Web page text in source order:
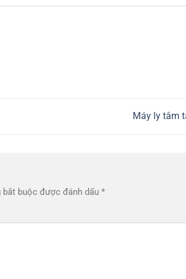
Máy ly tâm
bắt buộc được đánh dấu *